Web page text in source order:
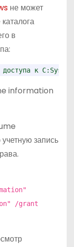
не может
в
доступа к
запись
/grant